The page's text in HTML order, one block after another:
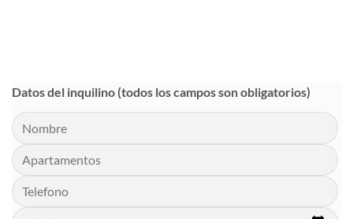
Datos del inquilino (todos los campos son obligatorios)